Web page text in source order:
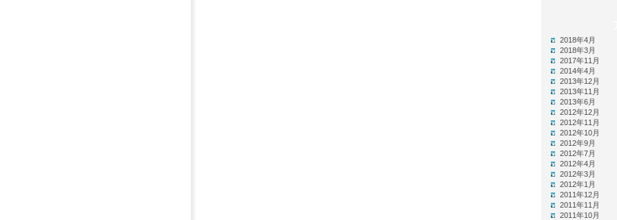
2018年4月
2018年3月
2017年11月
2014年4月
2013年12月
2013年11月
2013年6月
2012年12月
2012年11月
2012年10月
2012年9月
2012年7月
2012年4月
2012年3月
2012年1月
2011年12月
2011年11月
2011年10月